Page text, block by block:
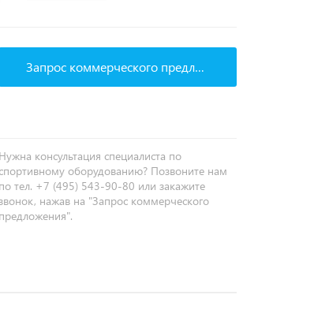
Запрос коммерческого предложения
Нужна консультация специалиста по
оборудованию? Позвоните нам
по тел. +7 (495) 543-90-80 или закажите
нажав на "Запрос коммерческого
предложения".